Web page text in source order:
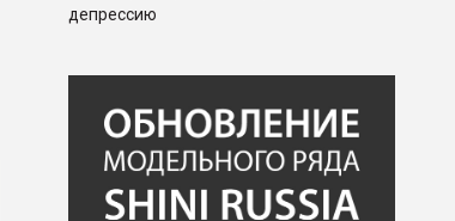
депрессию